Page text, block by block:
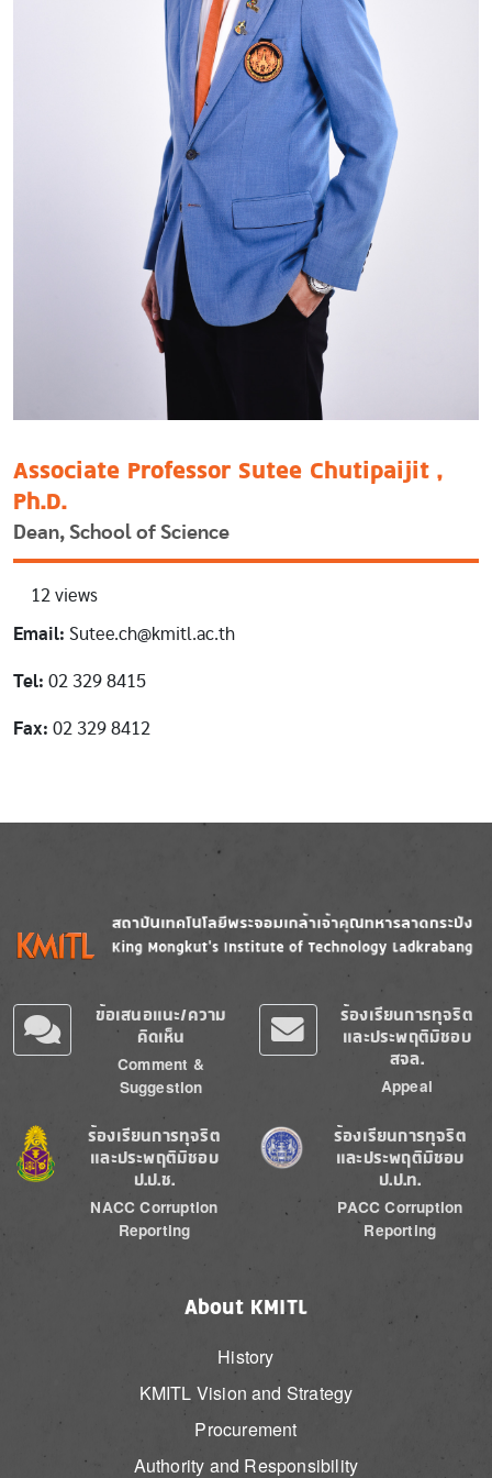
Associate Professor Sutee Chutipaijit ,
Ph.D.
Dean, School of Science
12 views
Email: Sutee.ch@kmitl.ac.th
Tel: 02 329 8415
Fax: 02 329 8412
Image
ข้อเสนอแนะ/ความ
คิดเห็น
Comment &
Suggestion
ร้องเรียนการทุจริต
และประพฤติมิชอบ
สจล.
Appeal
Image
ร้องเรียนการทุจริต
และประพฤติมิชอบ
ป.ป.ช.
NACC Corruption
Reporting
Image
ร้องเรียนการทุจริต
และประพฤติมิชอบ
ป.ป.ท.
PACC Corruption
Reporting
About KMITL
History
KMITL Vision and Strategy
Procurement
Authority and Responsibility